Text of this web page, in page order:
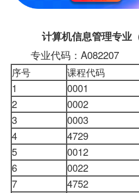
计算机信息管理专业
专业代码：A082207
序号 课程代码
1 0001
2 0002
3 0003
4 4729
5 0012
6 0022
7 4752